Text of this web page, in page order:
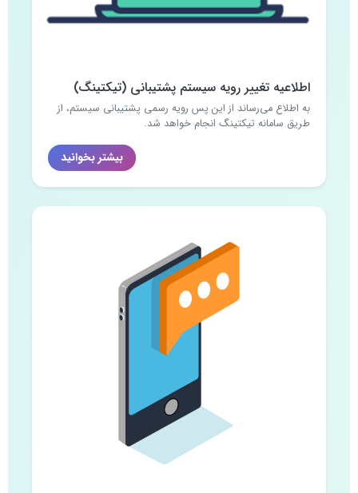
اطلاعیه تغییر رویه سیستم پشتیبانی (تیکتینگ)
به اطلاع می‌رساند از این پس رویه رسمی پشتیبانی سیستم، از
طریق سامانه تیکتینگ انجام خواهد شد.
بیشتر بخوانید